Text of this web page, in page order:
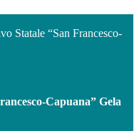
Statale “San Francesco-
Capuana” Gela